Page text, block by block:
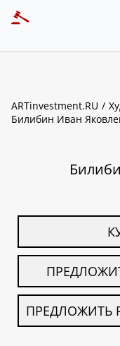
ARTinvestment.RU
Билибин Иван
ПРЕДЛОЖИТЬ